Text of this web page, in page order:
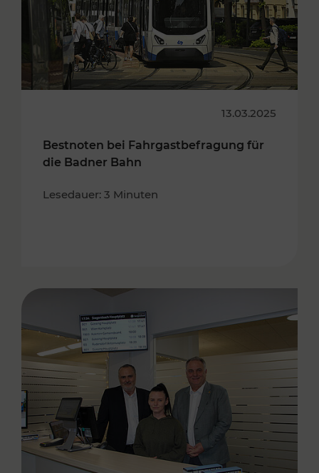
13.03.2025
Bestnoten bei Fahrgastbefragung für
die Badner Bahn
Lesedauer: 3 Minuten